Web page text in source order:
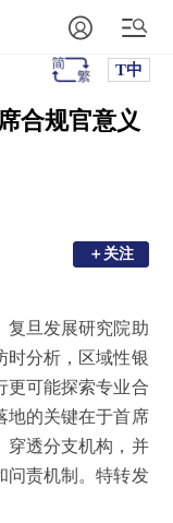
T中
合规官意义
＋关注
＋关注
复旦发展研究院助
时分析，区域性银
更可能探索专业合
地的关键在于首席
穿透分支机构，并
问责机制。特转发